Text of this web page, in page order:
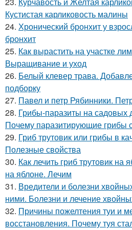
Кустистая карликовость малины
24. Хронический бронхит у
бронхит
25. Как вырастить на участке
Выращивание и уход
26. Белый клевер трава.
подборку
27. Павел и петр Рябинники.
28. Грибы-паразиты на садовых
Почему паразитирующие грибы
29. Гриб трутовик или грибы в
Полезные свойства
30. Как лечить гриб трутовик на
на яблоне. Лечим
31. Вредители и болезни
ними. Болезни и лечение
32. Причины пожелтения туи и
восстановления. Почему туя